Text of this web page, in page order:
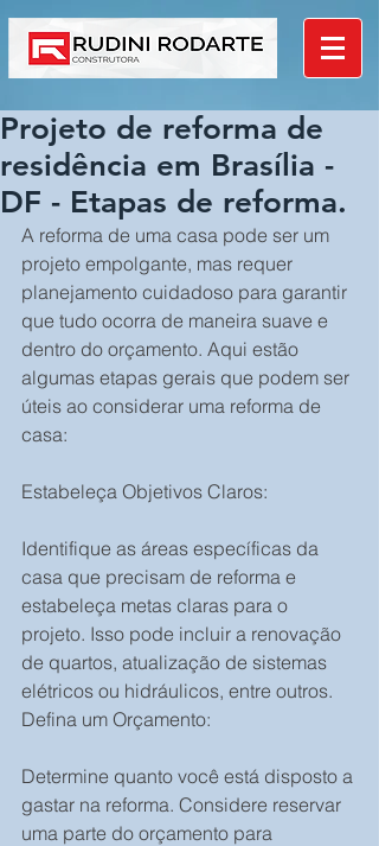
Projeto de reforma de
residência em Brasília -
DF - Etapas de reforma.
A reforma de uma casa pode ser um
projeto empolgante, mas requer
planejamento cuidadoso para garantir
que tudo ocorra de maneira suave e
dentro do orçamento. Aqui estão
algumas etapas gerais que podem ser
úteis ao considerar uma reforma de
casa:
Estabeleça Objetivos Claros:
Identifique as áreas específicas da
casa que precisam de reforma e
estabeleça metas claras para o
projeto. Isso pode incluir a renovação
de quartos, atualização de sistemas
elétricos ou hidráulicos, entre outros.
Defina um Orçamento:
Determine quanto você está disposto a
gastar na reforma. Considere reservar
uma parte do orçamento para